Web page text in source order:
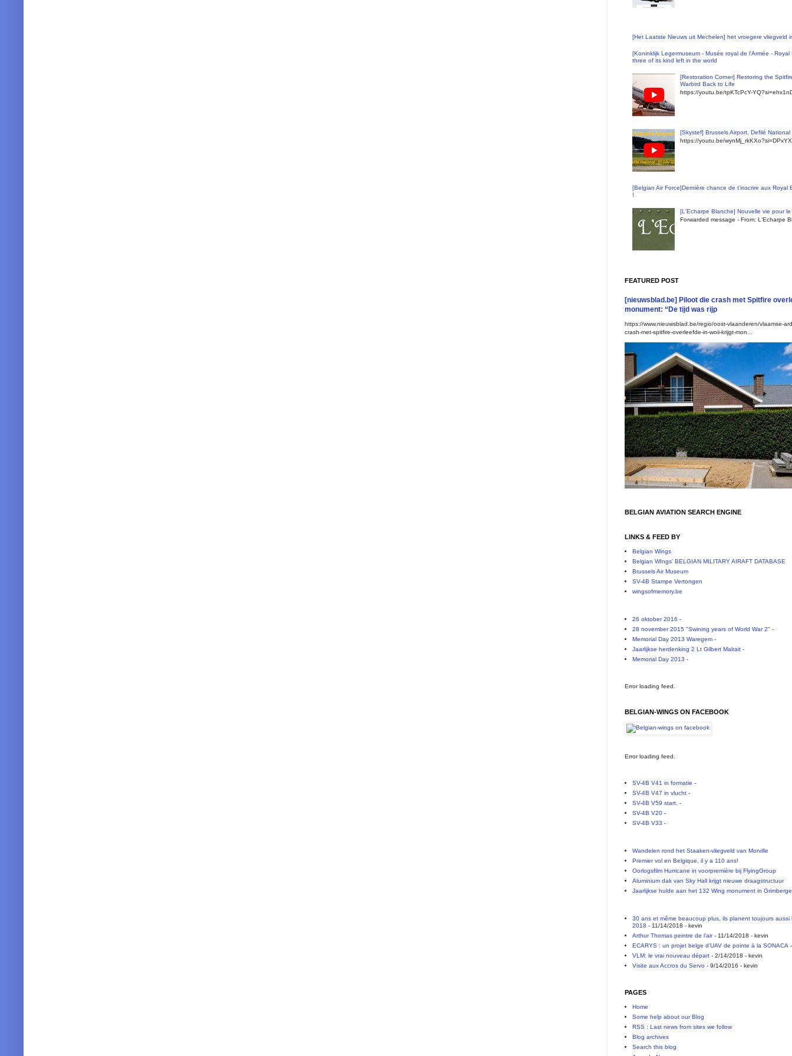
[Het Laatste Nieuws uit Mechelen] het vroegere vliegveld
[Koninklijk Legermuseum - Musée royal de l'Armée -
three of its kind left in the world
[Restoration Corner] Restoring the
Warbird Back to Life
https://youtu.be/tpKTcPcY-
[Skystef] Brussels Airport, Defilé
https://youtu.be/
[Belgian Air Force]Dernière chance de t'inscrire aux Royal
!
[L'Echarpe Blanche] Nouvelle vie pour
Forwarded message - From: L'Echarpe
FEATURED POST
[nieuwsblad.be] Piloot die crash met Spitfire
monument: “De tijd was rijp
https://www.nieuwsblad.be/regio/oost-vlaanderen/vlaamse-
crash-met-spitfire-overleefde-in-woii-krijgt-mon...
BELGIAN AVIATION SEARCH ENGINE
LINKS & FEED BY
Belgian Wings
Belgian WIngs' BELGIAN MILITARY AIRAFT DATABASE
Brussels Air Museum
SV-4B Stampe Vertongen
wingsofmemory.be
26 oktober 2016 -
28 november 2015 "Swining years of World War 2" -
Memorial Day 2013 Waregem-
Jaarlijkse herdenking 2 Lt Gilbert Malrait-
Memorial Day 2013 -
Error loading feed.
BELGIAN-WINGS ON FACEBOOK
Error loading feed.
SV-4B V41 in formatie -
SV-4B V47 in vlucht-
SV-4B V59 start. -
SV-4B V20-
SV-4B V33 -
Wandelen rond het Staaken-vliegveld van Morville
Premier vol en Belgique, il y a 110 ans!
Oorlogsfilm Hurricane in voorpremière bij FlyingGroup
Aluminium dak van Sky Hall krijgt nieuwe draagstructuur
Jaarlijkse hulde aan het 132 Wing monument in
30 ans et même beaucoup plus, ils planent toujours
2018 - 11/14/2018 - kevin
Arthur Thomas peintre de l’air- 11/14/2018 - kevin
ECARYS : un projet belge d’UAV de pointe à la SONACA
VLM: le vrai nouveau départ- 2/14/2018 - kevin
Visite aux Accros du Servo- 9/14/2016 - kevin
PAGES
Home
Some help about our Blog
RSS : Last news from sites we follow
Blog archives
Search this blog